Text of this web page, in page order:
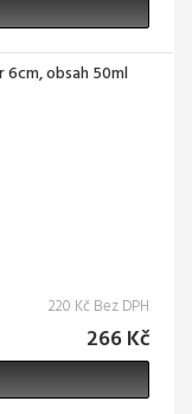
obsah 50ml
220 Kč Bez DPH
266 Kč